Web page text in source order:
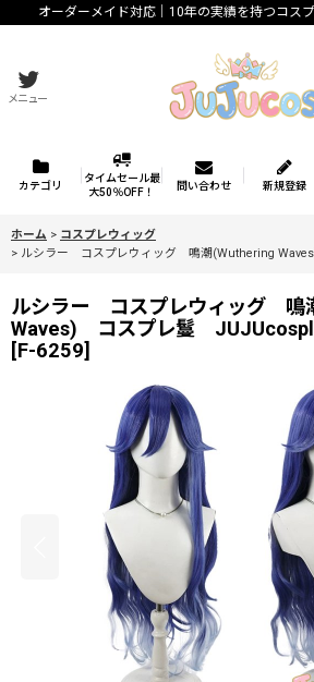
オーダーメイド対応｜10年の実績を持つコス
メニュー
カテゴリ
タイムセール最
大50％OFF！
問い合わせ 新規登録
ホーム > コスプレウィッグ
> ルシラー コスプレウィッグ 鳴潮(Wuthering
ルシラー コスプレウィッグ 鳴
Waves) コスプレ鬘
[F-6259]